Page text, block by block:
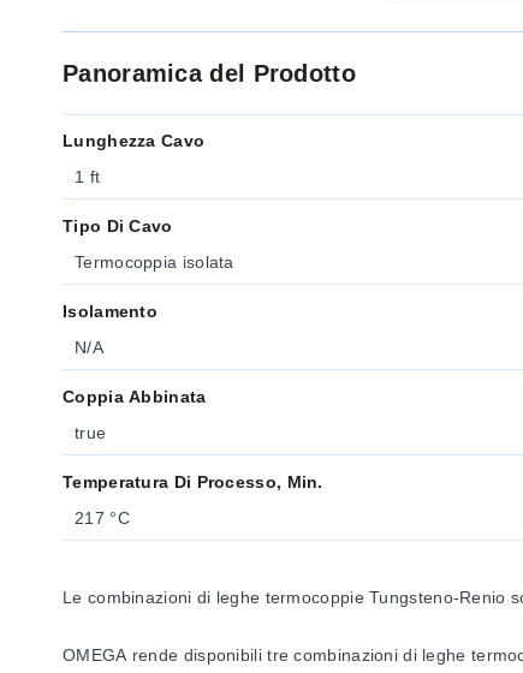
Panoramica del Prodotto
Lunghezza Cavo
1 ft
Tipo Di Cavo
Termocoppia isolata
Isolamento
N/A
Coppia Abbinata
true
Temperatura Di Processo, Min.
217 °C
Le combinazioni di leghe termocoppie Tungsteno-Renio
OMEGA rende disponibili tre combinazioni di leghe